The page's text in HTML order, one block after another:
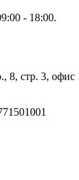
- 18:00.
8, стр. 3, офис